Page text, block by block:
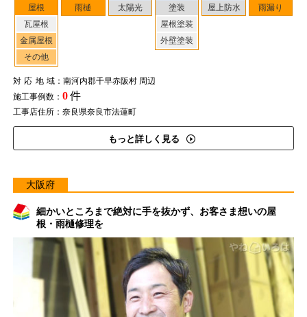
屋根
瓦屋根
金属屋根
その他
雨樋 太陽光
塗装
屋根塗装
外壁塗装
屋上防水 雨漏り
対応地域：南河内郡千早赤阪村 周辺
施工事例数： 0件
工事店住所：奈良県奈良市法蓮町
もっと詳しく見る
大阪府
細かいところまで絶対に手を抜かず、お客さま想いの屋
根・雨樋修理を